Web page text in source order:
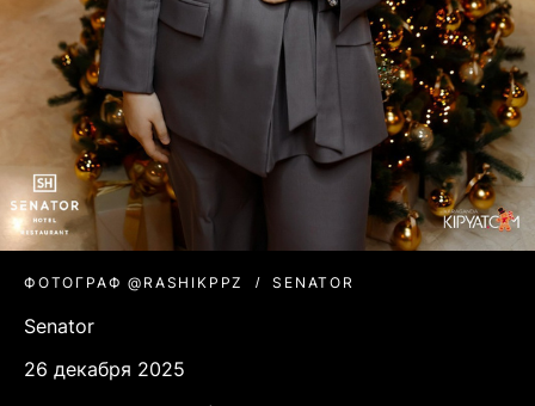
ФОТОГРАФ @RASHIKPPZ SENATOR
Senator
26 декабря 2025